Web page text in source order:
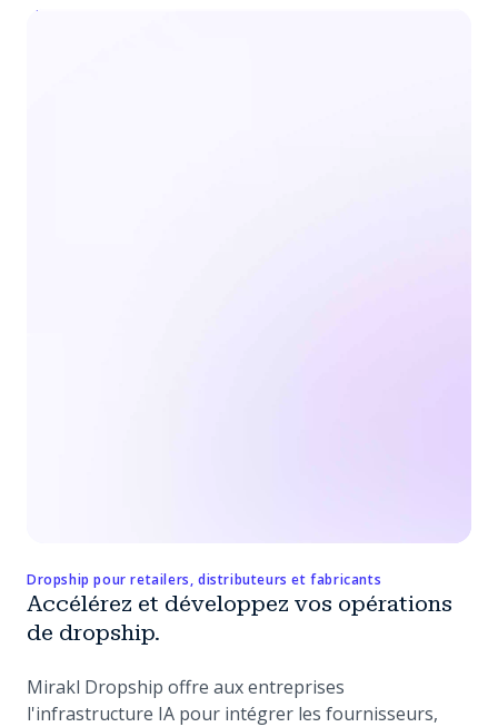
Dropship pour retailers, distributeurs et fabricants
Accélérez et développez vos opérations
de dropship.
Mirakl Dropship offre aux entreprises
l'infrastructure IA pour intégrer les fournisseurs,